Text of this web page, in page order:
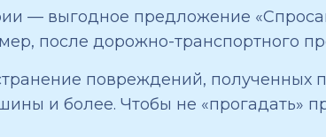
— выгодное предложение
после дорожно-транспортного
повреждений, полученных
и более. Чтобы не «прогадать»